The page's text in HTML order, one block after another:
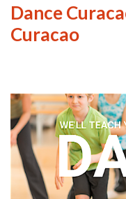
Dance
Curacao